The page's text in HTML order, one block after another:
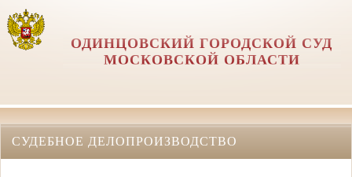
ОДИНЦОВСКИЙ ГОРОДСКОЙ СУД
МОСКОВСКОЙ ОБЛАСТИ
СУДЕБНОЕ ДЕЛОПРОИЗВОДСТВО